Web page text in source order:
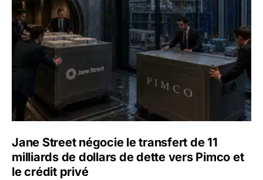
Jane Street négocie le transfert de 11
milliards de dollars de dette vers Pimco et
le crédit privé